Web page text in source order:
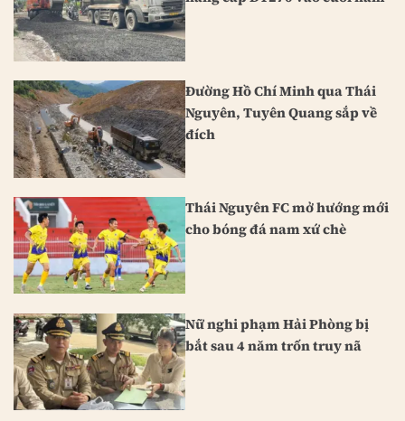
Đường Hồ Chí Minh qua Thái
Nguyên, Tuyên Quang sắp về
đích
Thái Nguyên FC mở hướng mới
cho bóng đá nam xứ chè
Nữ nghi phạm Hải Phòng bị
bắt sau 4 năm trốn truy nã